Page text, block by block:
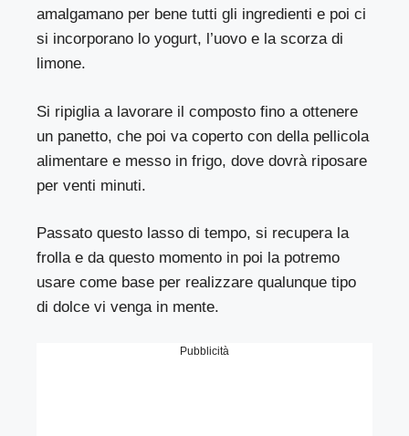
amalgamano per bene tutti gli ingredienti e poi ci
si incorporano lo yogurt, l’uovo e la scorza di
limone.
Si ripiglia a lavorare il composto fino a ottenere
un panetto, che poi va coperto con della pellicola
alimentare e messo in frigo, dove dovrà riposare
per venti minuti.
Passato questo lasso di tempo, si recupera la
frolla e da questo momento in poi la potremo
usare come base per realizzare qualunque tipo
di dolce vi venga in mente.
Pubblicità